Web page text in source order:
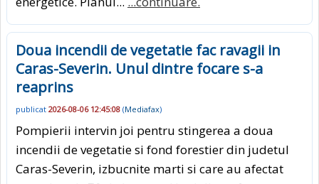
Doua incendii de vegetatie fac ravagii in
Caras-Severin. Unul dintre focare s-a
reaprins
publicat 2026-08-06 12:45:08 (Mediafax)
Pompierii intervin joi pentru stingerea a doua
incendii de vegetatie si fond forestier din judetul
Caras-Severin, izbucnite marti si care au afectat